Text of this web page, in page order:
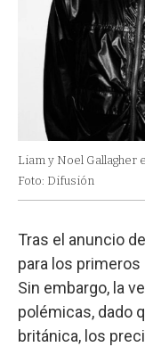
Liam y Noel Gallagher
Foto: Difusión
Tras el anuncio
para los
Sin embargo, la
polémicas, dado
británica, los